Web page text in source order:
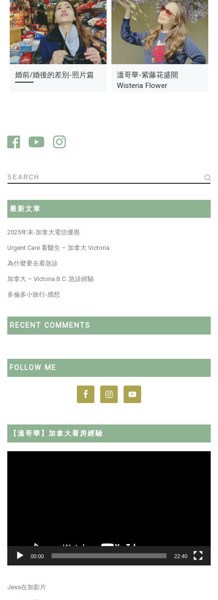
腳踏車攻擊事件 性感的蕾絲男子
婚前/婚後的差別-照片篇
溫哥華-紫藤花盛開
Wisteria Flower
SEARCH
最新文章
2025年末-加拿大電信優惠
Urgent Care 看醫生 – 加拿大 Victoria
為什麼要去看急診
加拿大 – Victoria B.C. 急診經驗
多倫多小旅行-感想
RECENT COMMENTS
FOLLOW ME
【溫哥華】加拿大看房經驗
00:00 22:40
Jess在加影片